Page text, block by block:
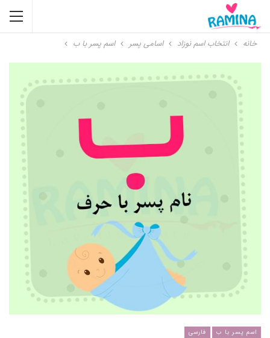
خانه انتخاب اسم نوزاد اسامی پسر اسم پسر با ب
اسم پسر با ب فارسی